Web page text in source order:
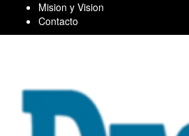
content
Mision y Vision
Contacto